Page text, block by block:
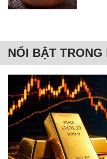
NỔI BẬT TRONG